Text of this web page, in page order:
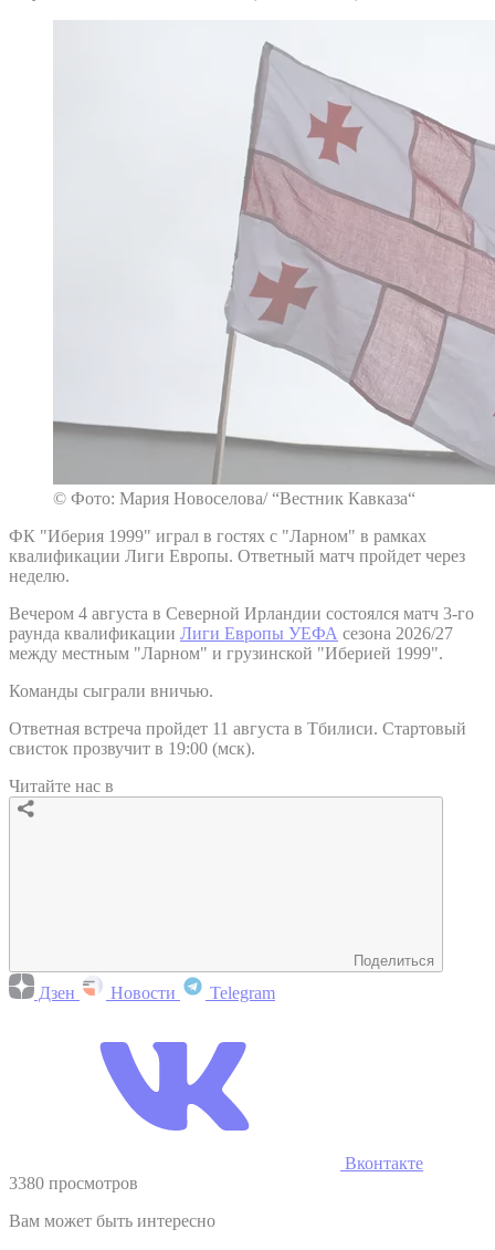
© Фото: Мария Новоселова/ “Вестник Кавказа“
ФК "Иберия 1999" играл в гостях с "Ларном" в рамках
квалификации Лиги Европы. Ответный матч пройдет через
неделю.
Вечером 4 августа в Северной Ирландии состоялся матч 3-го
раунда квалификации Лиги Европы УЕФА сезона 2026/27
между местным "Ларном" и грузинской "Иберией 1999".
Команды сыграли вничью.
Ответная встреча пройдет 11 августа в Тбилиси. Стартовый
свисток прозвучит в 19:00 (мск).
Читайте нас в
Поделиться
Дзен Новости Telegram
Вконтакте
3380 просмотров
Вам может быть интересно